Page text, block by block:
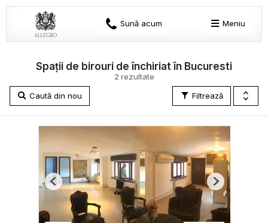
Sună acum Meniu
2 rezultate
Spații de birouri de închiriat în Bucuresti
Filtrează
Caută din nou
Previous Next